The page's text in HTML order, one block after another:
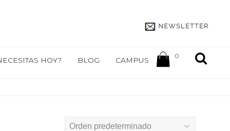
HOY? BLOG CAMPUS 0